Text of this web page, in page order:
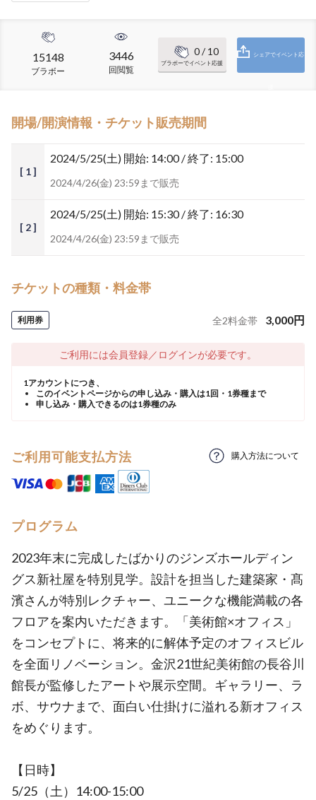
15148
ブラボー
3446
回閲覧
0/ 10
ブラボーでイベント応援
シェアでイベント応
開場/開演情報・チケット販売期間
[ 1 ]
2024/5/25(土) 開始: 14:00 / 終了: 15:00
2024/4/26(金) 23:59まで販売
[ 2 ]
2024/5/25(土) 開始: 15:30 / 終了: 16:30
2024/4/26(金) 23:59まで販売
チケットの種類・料金帯
利用券 全2料金帯 3,000円
ご利用には会員登録／ログインが必要です。
1アカウントにつき、
このイベントページからの申し込み・購入は1回・1券種まで
申し込み・購入できるのは1券種のみ
ご利用可能支払方法 購入方法について
プログラム
2023年末に完成したばかりのジンズホールディン
グス新社屋を特別見学。設計を担当した建築家・髙
濱さんが特別レクチャー、ユニークな機能満載の各
フロアを案内いただきます。「美術館×オフィス」
をコンセプトに、将来的に解体予定のオフィスビル
を全面リノベーション。金沢21世紀美術館の長谷川
館長が監修したアートや展示空間。ギャラリー、ラ
ボ、サウナまで、面白い仕掛けに溢れる新オフィス
をめぐります。
【日時】
5/25（土）14:00-15:00